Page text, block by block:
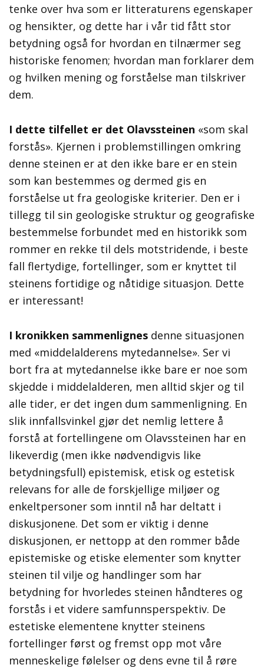
tenke over hva som er litteraturens egenskaper
og hensikter, og dette har i vår tid fått stor
betydning også for hvordan en tilnærmer seg
historiske fenomen; hvordan man forklarer dem
og hvilken mening og forståelse man tilskriver
dem.
I dette tilfellet er det Olavssteinen «som skal
forstås». Kjernen i problemstillingen omkring
denne steinen er at den ikke bare er en stein
som kan bestemmes og dermed gis en
forståelse ut fra geologiske kriterier. Den er i
tillegg til sin geologiske struktur og geografiske
bestemmelse forbundet med en historikk som
rommer en rekke til dels motstridende, i beste
fall flertydige, fortellinger, som er knyttet til
steinens fortidige og nåtidige situasjon. Dette
er interessant!
I kronikken sammenlignes denne situasjonen
med «middelalderens mytedannelse». Ser vi
bort fra at mytedannelse ikke bare er noe som
skjedde i middelalderen, men alltid skjer og til
alle tider, er det ingen dum sammenligning. En
slik innfallsvinkel gjør det nemlig lettere å
forstå at fortellingene om Olavssteinen har en
likeverdig (men ikke nødvendigvis like
betydningsfull) epistemisk, etisk og estetisk
relevans for alle de forskjellige miljøer og
enkeltpersoner som inntil nå har deltatt i
diskusjonene. Det som er viktig i denne
diskusjonen, er nettopp at den rommer både
epistemiske og etiske elementer som knytter
steinen til vilje og handlinger som har
betydning for hvorledes steinen håndteres og
forstås i et videre samfunnsperspektiv. De
estetiske elementene knytter steinens
fortellinger først og fremst opp mot våre
menneskelige følelser og dens evne til å røre